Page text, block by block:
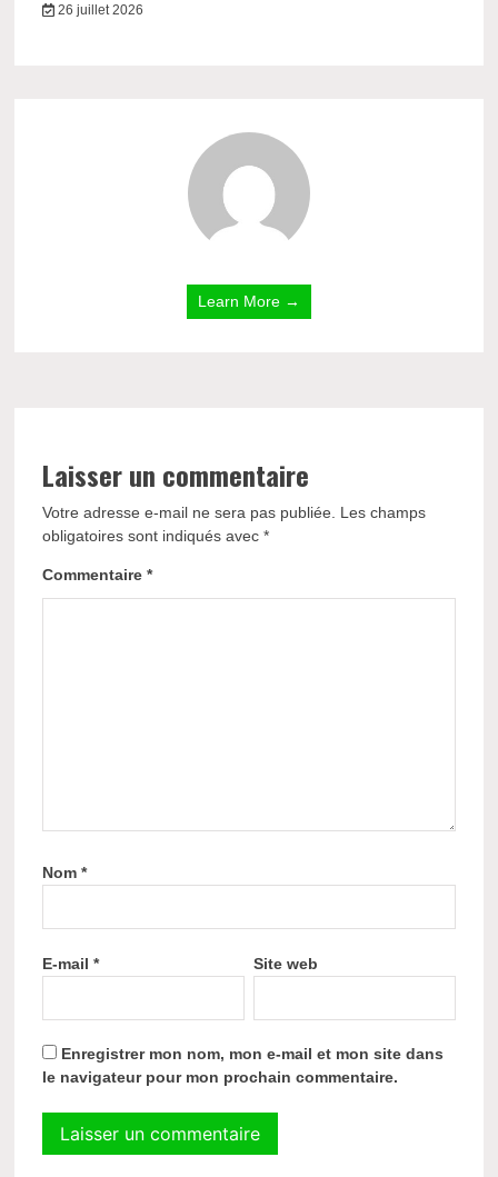
26 juillet 2026
Learn More →
Laisser un commentaire
Votre adresse e-mail ne sera pas publiée.
Les champs
obligatoires sont indiqués avec*
Commentaire*
Nom*
E-mail* Site web
Enregistrer mon nom, mon e-mail et mon site dans
le navigateur pour mon prochain commentaire.